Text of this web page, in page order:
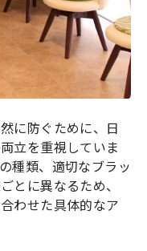
に防ぐために、日
立を重視していま
種類、適切なブラッ
とに異なるため、
わせた具体的なア